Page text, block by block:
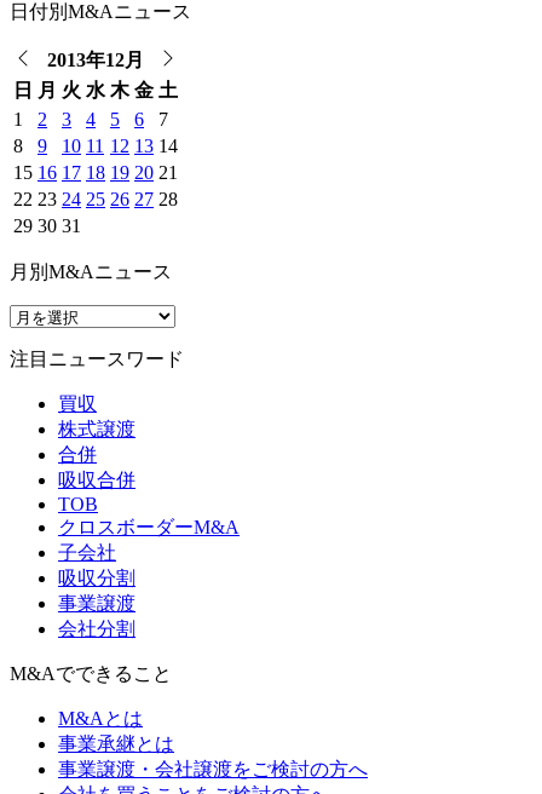
日付別M&Aニュース
2013年12月
日
月 火 水 木 金 土
1
2 3 4 5 6
7
8
9 10 11 12 13 14
15 16 17 18 19 20 21
22 23 24 25 26 27 28
29 30 31
月別M&Aニュース
注目ニュースワード
買収
株式譲渡
合併
吸収合併
TOB
クロスボーダーM&A
子会社
吸収分割
事業譲渡
会社分割
M&Aでできること
M&Aとは
事業承継とは
事業譲渡・会社譲渡をご検討の方へ